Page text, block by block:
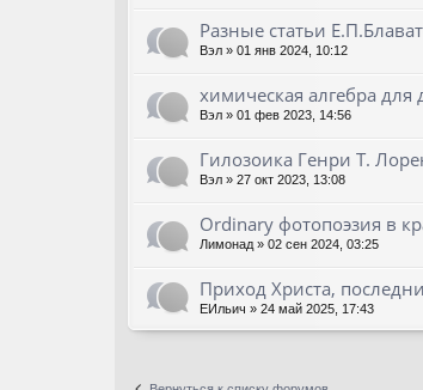
Разные статьи
Вэл » 01 янв 2024, 10:12
химическая алгебра для
Вэл » 01 фев 2023, 14:56
Гилозоика Генри Т.
Вэл » 27 окт 2023, 13:08
Ordinary фотопоэзия в
Лимонад » 02 сен 2024, 03:25
Приход Христа,
ЕИльич » 24 май 2025, 17:43